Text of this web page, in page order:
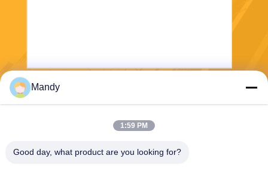
Mandy
1:59 PM
Good day, what product are you looking for?